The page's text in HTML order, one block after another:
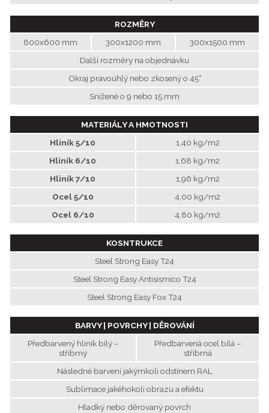
ROZMĚRY
600x600 mm
300x1200 mm
300x1500 mm
Další rozměry na objednávku
Okraj pravoúhlý nebo zkosený o 45°
Snížené o 9 nebo 15 mm
MATERIÁLY A HMOTNOSTI
Hliník 5/10
1,40 kg/m2
Hliník 6/10
1,68 kg/m2
Hliník 7/10
1,96 kg/m2
Ocel 5/10
4,00 kg/m2
Ocel 6/10
4,80 kg/m2
KOSNTRUKCE
Steel Strong Easy T24
Steel Strong Easy Antisismico T24
Steel Strong Easy Fox T24
BARVY | POVRCHY | DĚROVÁNÍ
Předbarvený hliník bílý –
stříbrný
Předbarvená ocel bílá –
stříbrná
Následné barvení jakýmkoli odstínem RAL
Sublimace jakéhokoli obrazu a efektu
Hladký nebo děrovaný povrch